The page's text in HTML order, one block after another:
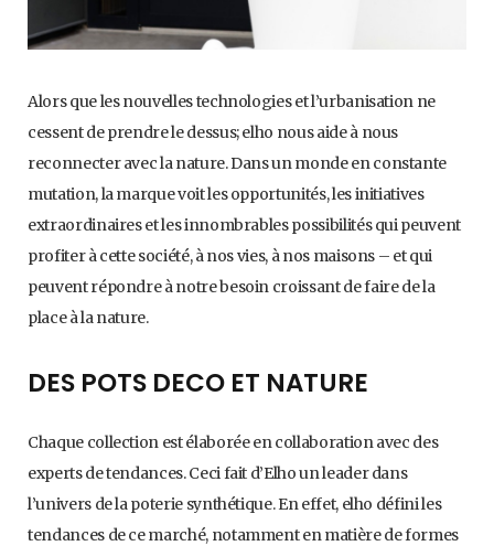
Alors que les nouvelles technologies et l’urbanisation ne
cessent de prendre le dessus; elho nous aide à nous
reconnecter avec la nature. Dans un monde en constante
mutation, la marque voit les opportunités, les initiatives
extraordinaires et les innombrables possibilités qui peuvent
profiter à cette société, à nos vies, à nos maisons – et qui
peuvent répondre à notre besoin croissant de faire de la
place à la nature.
DES POTS DECO ET NATURE
Chaque collection est élaborée en collaboration avec des
experts de tendances. Ceci fait d’Elho un leader dans
l’univers de la poterie synthétique. En effet, elho défini les
tendances de ce marché, notamment en matière de formes